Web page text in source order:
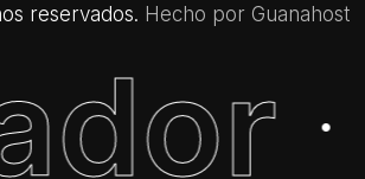
reservados. Hecho por Guanahost